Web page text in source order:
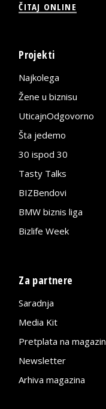
ČITAJ ONLINE
Projekti
Najkolega
Žene u biznisu
UticajnOdgovorno
Šta jedemo
30 ispod 30
Tasty Talks
BIZBendovi
BMW biznis liga
Bizlife Week
Za partnere
Saradnja
Media Kit
Pretplata na magazin
Newsletter
Arhiva magazina